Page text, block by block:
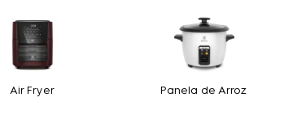
Air Fryer Panela de Arroz